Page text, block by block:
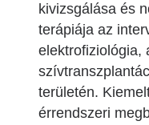
kivizsgálása és
terápiája az
elektrofiziológia,
területén.
érrendszeri